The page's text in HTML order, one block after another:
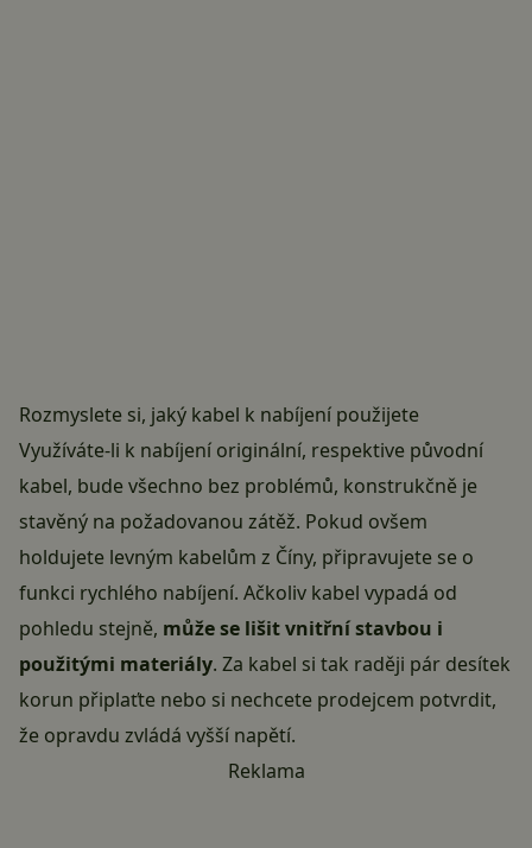
Rozmyslete si, jaký kabel k nabíjení použijete
Využíváte-li k nabíjení originální, respektive původní
kabel, bude všechno bez problémů, konstrukčně je
stavěný na požadovanou zátěž. Pokud ovšem
holdujete levným kabelům z Číny, připravujete se o
funkci rychlého nabíjení. Ačkoliv kabel vypadá od
pohledu stejně, může se lišit vnitřní stavbou i
použitými materiály. Za kabel si tak raději pár desítek
korun připlaťte nebo si nechcete prodejcem potvrdit,
že opravdu zvládá vyšší napětí.
Reklama